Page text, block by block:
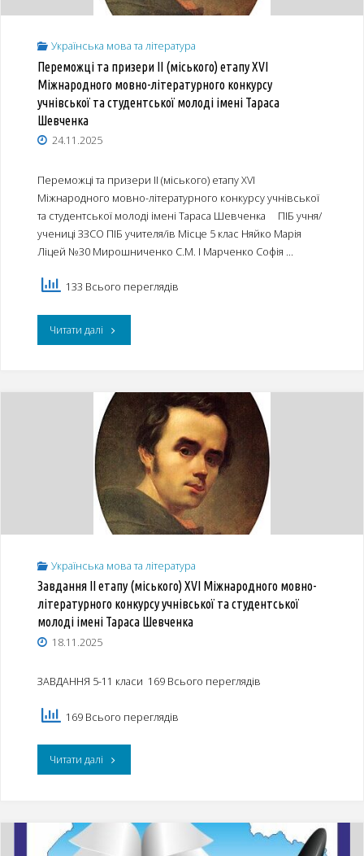
української
мови
імені
Петра
Українська мова та література
Переможці та призери ІІ (міського) етапу XVІ
Міжнародного мовно-літературного конкурсу
учнівської та студентської молоді імені Тараса
Шевченка
24.11.2025
Переможці та призери ІІ (міського) етапу XVІ
Міжнародного мовно-літературного конкурсу учнівської
та студентської молоді імені Тараса Шевченка ПІБ учня/
учениці ЗЗСО ПІБ учителя/ів Місце 5 клас Няйко Марія
Ліцей №30 Мирошниченко С.М. І Марченко Софія …
133 Всього переглядів
Читати далі"Переможці
призери
ІІ
(міського)
етапу
XVІ
мовно-
літературного
конкурсу
студентської
Шевченка"
Українська мова та література
Завдання ІІ етапу (міського) XVI Міжнародного мовно-
літературного конкурсу учнівської та студентської
молоді імені Тараса Шевченка
18.11.2025
ЗАВДАННЯ 5-11 класи 169 Всього переглядів
169 Всього переглядів
Читати далі"Завдання